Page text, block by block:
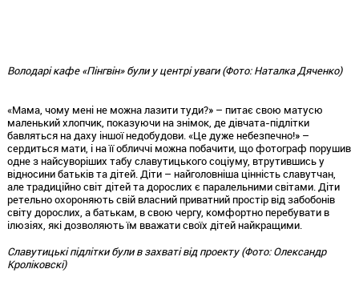
Володарі кафе «Пінгвін» були у центрі уваги (Фото: Наталка Дяченко)
«Мама, чому мені не можна лазити туди?» – питає свою матусю
маленький хлопчик, показуючи на знімок, де дівчата-підлітки
бавляться на даху іншої недобудови. «Це дуже небезпечно!» –
сердиться мати, і на її обличчі можна побачити, що фотограф порушив
одне з найсуворіших табу славутицького соціуму, втрутившись у
відносини батьків та дітей. Діти – найголовніша цінність славутчан,
але традиційно світ дітей та дорослих є паралельними світами. Діти
ретельно охороняють свій власний приватний простір від забобонів
світу дорослих, а батькам, в свою чергу, комфортно перебувати в
ілюзіях, які дозволяють їм вважати своїх дітей найкращими.
Славутицькі підлітки були в захваті від проекту (Фото: Олександр
Кроліковскі)